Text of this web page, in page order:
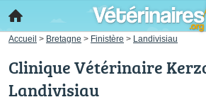
Accueil > Bretagne > Finistère > Landivisiau
Clinique Vétérinaire
Landivisiau